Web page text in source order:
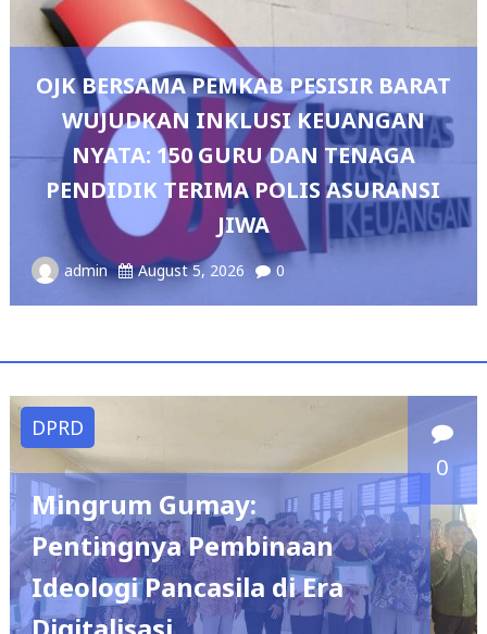
BARAT
TENAGA
ASURANSI
Pedang Pora Sambut
Sianipar, Babak Baru
Polresta Bandar
admin
DPRD
0
Mingrum Gumay:
Pentingnya Pembinaan
Ideologi Pancasila di Era